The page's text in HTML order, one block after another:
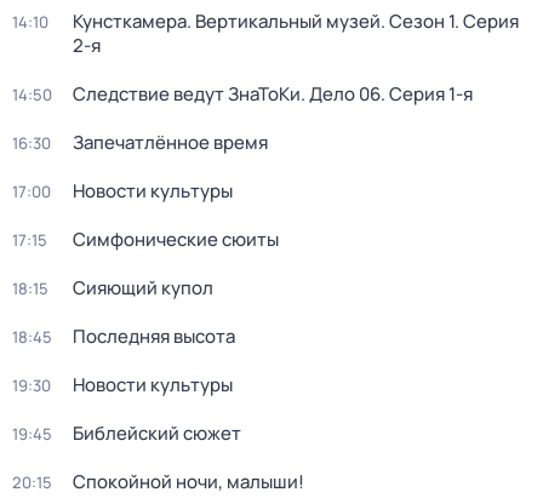
14:10 Кунсткамера. Вертикальный музей. Сезон 1. Серия
2-я
14:50 Следствие ведут ЗнаТоКи. Дело 06. Серия 1-я
16:30 Запечатлённое время
17:00 Новости культуры
17:15 Симфонические сюиты
18:15 Сияющий купол
18:45 Последняя высота
19:30 Новости культуры
19:45 Библейский сюжет
20:15 Спокойной ночи, малыши!